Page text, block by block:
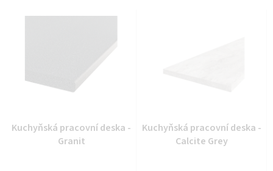
Kuchyňská pracovní deska -
Granit
Kuchyňská pracovní deska -
Calcite Grey